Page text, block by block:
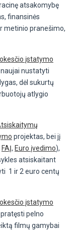
atsakomybę
finansinės
metinio pranešimo,
įstatymo
nustatyti
dėl sukurtų
atlygio
projektas, bei jį
FAĮ, Euro įvedimo),
atsiskaitant
1 ir 2 euro centų
įstatymo
pelno
filmų gamybai